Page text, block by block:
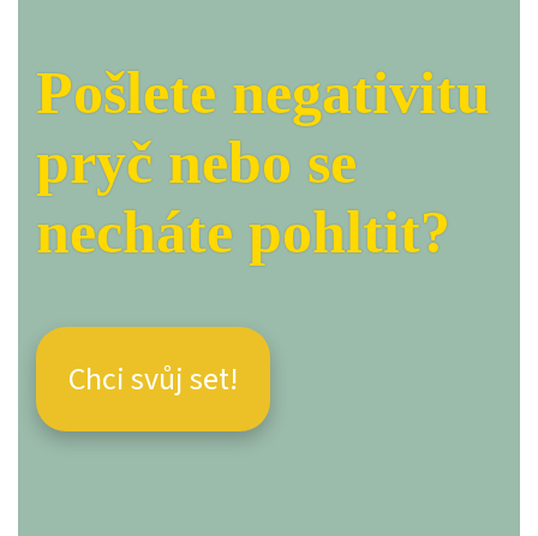
Pošlete negativitu
pryč nebo se
necháte pohltit?
Chci svůj set!